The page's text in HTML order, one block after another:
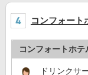
コンフォート
コンフォートホテ
ドリンクサ